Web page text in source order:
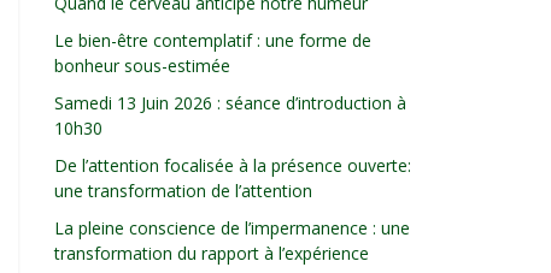
Le bien-être contemplatif : une forme de
bonheur sous-estimée
Samedi 13 Juin 2026 : séance d’introduction à
10h30
De l’attention focalisée à la présence ouverte:
une transformation de l’attention
La pleine conscience de l’impermanence : une
transformation du rapport à l’expérience